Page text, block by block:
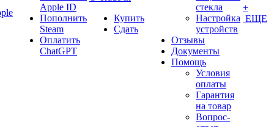
Apple ID
Пополнить
Steam
Оплатить
ChatGPT
Купить
Сдать
стекла
Настройка
устройств
Отзывы
Документы
Помощь
Условия
оплаты
Гарантия
на товар
Вопрос-
+
ЕЩЕ